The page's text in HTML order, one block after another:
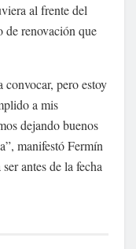
al frente del
de renovación que
convocar, pero estoy
a mis
dejando buenos
manifestó Fermín
antes de la fecha